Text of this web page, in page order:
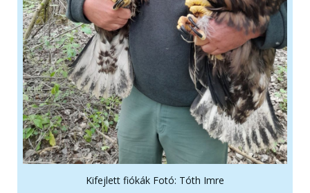
Kifejlett fiókák Fotó: Tóth Imre